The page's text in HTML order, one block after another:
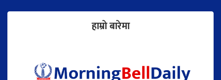
हाम्राे बारेमा